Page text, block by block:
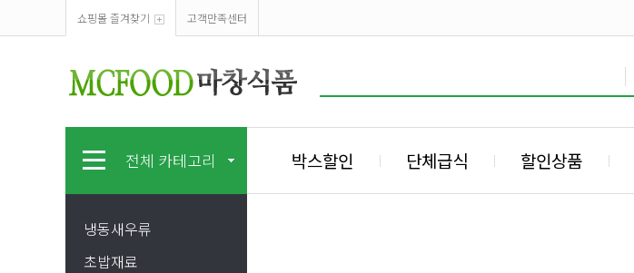
쇼핑몰 즐겨찾기 고객만족센터
전체 카테고리 박스할인 단체급식 할인상품
냉동새우류
초밥재료